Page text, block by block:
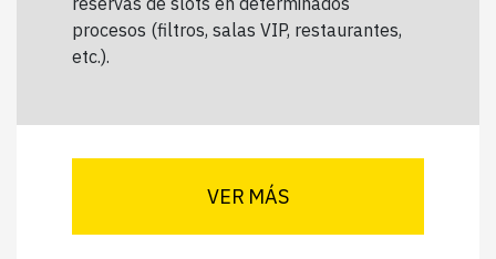
procesos (filtros, salas VIP, restaurantes,
etc.).
VER MÁS